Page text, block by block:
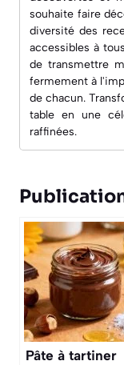
souhaite faire
diversité des
accessibles à
de transmettre
fermement à
de chacun.
table en une
raffinées.
Pâte à tartiner